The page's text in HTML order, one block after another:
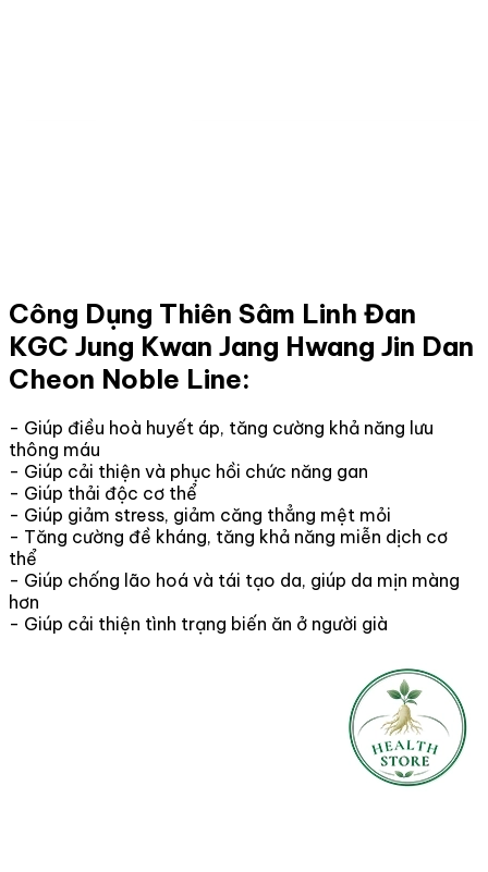
Công Dụng Thiên Sâm Linh Đan
KGC Jung Kwan Jang Hwang Jin Dan
Cheon Noble Line:
- Giúp điều hoà huyết áp, tăng cường khả năng lưu
thông máu
- Giúp cải thiện và phục hồi chức năng gan
- Giúp thải độc cơ thể
- Giúp giảm stress, giảm căng thẳng mệt mỏi
- Tăng cường đề kháng, tăng khả năng miễn dịch cơ
thể
- Giúp chống lão hoá và tái tạo da, giúp da mịn màng
hơn
- Giúp cải thiện tình trạng biến ăn ở người già